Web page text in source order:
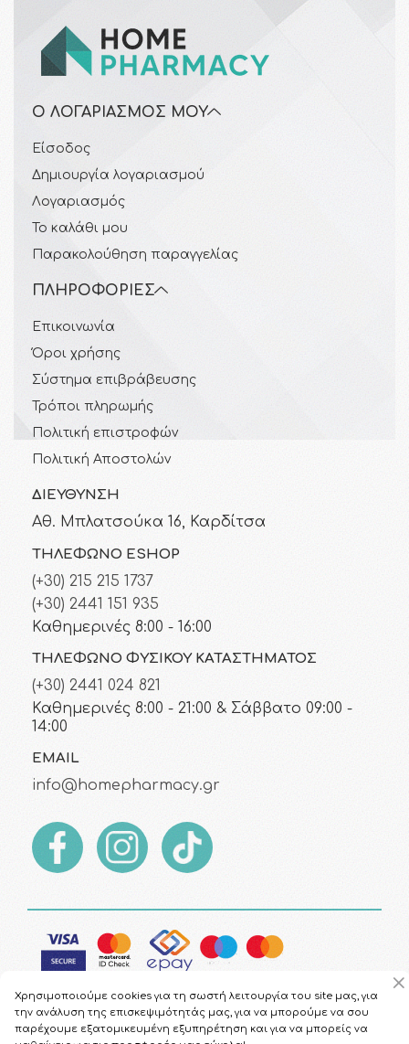
Ο ΛΟΓΑΡΙΑΣΜΌΣ ΜΟΥ
Είσοδος
Δημιουργία λογαριασμού
Λογαριασμός
Το καλάθι μου
Παρακολούθηση παραγγελίας
ΠΛΗΡΟΦΟΡΊΕΣ
Επικοινωνία
Όροι χρήσης
Σύστημα επιβράβευσης
Τρόποι πληρωμής
Πολιτική επιστροφών
Πολιτική Αποστολών
ΔΙΕΎΘΥΝΣΗ
Αθ. Μπλατσούκα 16, Καρδίτσα
ΤΗΛΈΦΩΝΟ ESHOP
(+30) 215 215 1737
(+30) 2441 151 935
Καθημερινές 8:00 - 16:00
ΤΗΛΈΦΩΝΟ ΦΥΣΙΚΟΎ ΚΑΤΑΣΤΉΜΑΤΟΣ
(+30) 2441 024 821
Καθημερινές 8:00 - 21:00 & Σάββατο 09:00 -
14:00
EMAIL
info@homepharmacy.gr
Χρησιμοποιούμε cookies για τη σωστή λειτουργία του site μας, για
την ανάλυση της επισκεψιμότητάς μας, για να μπορούμε να σου
παρέχουμε εξατομικευμένη εξυπηρέτηση και για να μπορείς να